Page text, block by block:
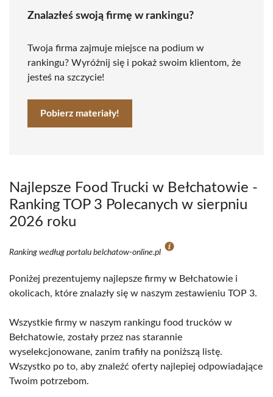
Znalazłeś swoją firmę w rankingu?
Twoja firma zajmuje miejsce na podium w
rankingu? Wyróżnij się i pokaż swoim klientom, że
jesteś na szczycie!
Pobierz materiały!
Najlepsze Food Trucki w Bełchatowie -
Ranking TOP 3 Polecanych w sierpniu
2026 roku
Ranking według portalu belchatow-online.pl
Poniżej prezentujemy najlepsze firmy w Bełchatowie i
okolicach, które znalazły się w naszym zestawieniu TOP 3.
Wszystkie firmy w naszym rankingu food trucków w
Bełchatowie, zostały przez nas starannie
wyselekcjonowane, zanim trafiły na poniższą listę.
Wszystko po to, aby znaleźć oferty najlepiej odpowiadające
Twoim potrzebom.